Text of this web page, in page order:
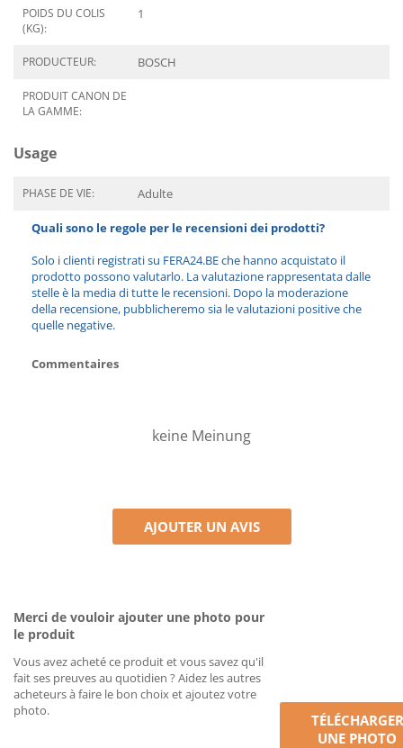
POIDS DU COLIS
(KG):
1
PRODUCTEUR: BOSCH
PRODUIT CANON DE
LA GAMME:
Usage
PHASE DE VIE: Adulte
Quali sono le regole per le recensioni dei prodotti?
Solo i clienti registrati su FERA24.BE che hanno acquistato il
prodotto possono valutarlo. La valutazione rappresentata dalle
stelle è la media di tutte le recensioni. Dopo la moderazione
della recensione, pubblicheremo sia le valutazioni positive che
quelle negative.
Commentaires
keine Meinung
AJOUTER UN AVIS
Merci de vouloir ajouter une photo pour
le produit
Vous avez acheté ce produit et vous savez qu'il
fait ses preuves au quotidien ? Aidez les autres
acheteurs à faire le bon choix et ajoutez votre
photo.
TÉLÉCHARGER
UNE PHOTO